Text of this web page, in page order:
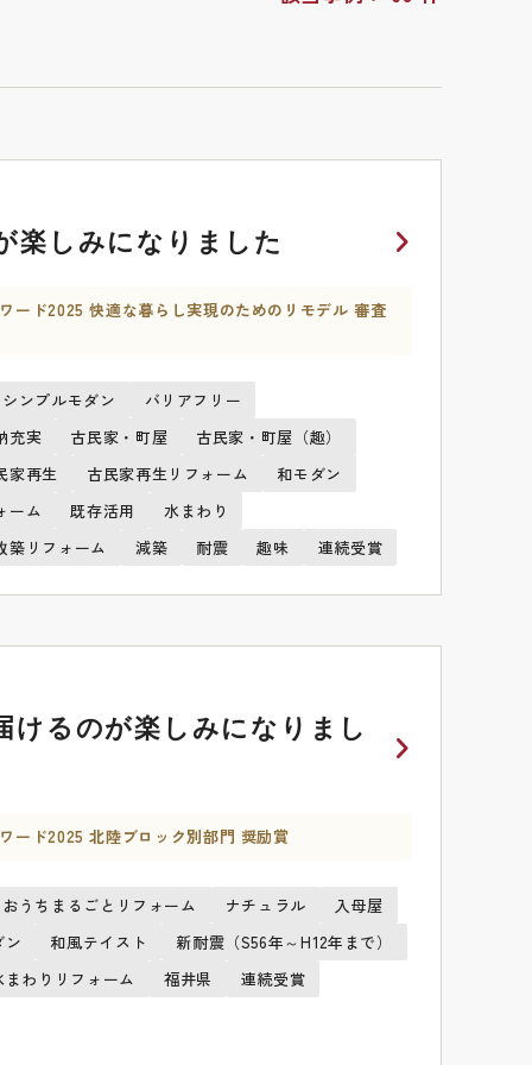
楽しみになりました
ード2025 快適な暮らし実現のためのリモデル 審査
シンプルモダン
バリアフリー
充実 古民家・町屋
古民家・町屋（趣）
家再生 古民家再生リフォーム
和モダン
ーム 既存活用
水まわり
築リフォーム 減築 耐震 趣味 連続受賞
けるのが楽しみになりまし
ード2025 北陸ブロック別部門 奨励賞
おうちまるごとリフォーム ナチュラル
入母屋
ン 和風テイスト
新耐震（S56年～H12年まで）
まわりリフォーム 福井県 連続受賞